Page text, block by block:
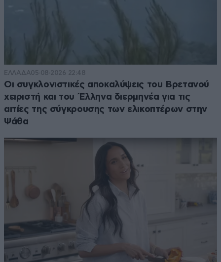
ΕΛΛΑΔΑ05·08·2026 22:48
Οι συγκλονιστικές αποκαλύψεις του Βρετανού
χειριστή και του Έλληνα διερμηνέα για τις
αιτίες της σύγκρουσης των ελικοπτέρων στην
Ψάθα